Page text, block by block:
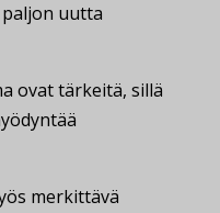
uutta
ovat tärkeitä, sillä
merkittävä